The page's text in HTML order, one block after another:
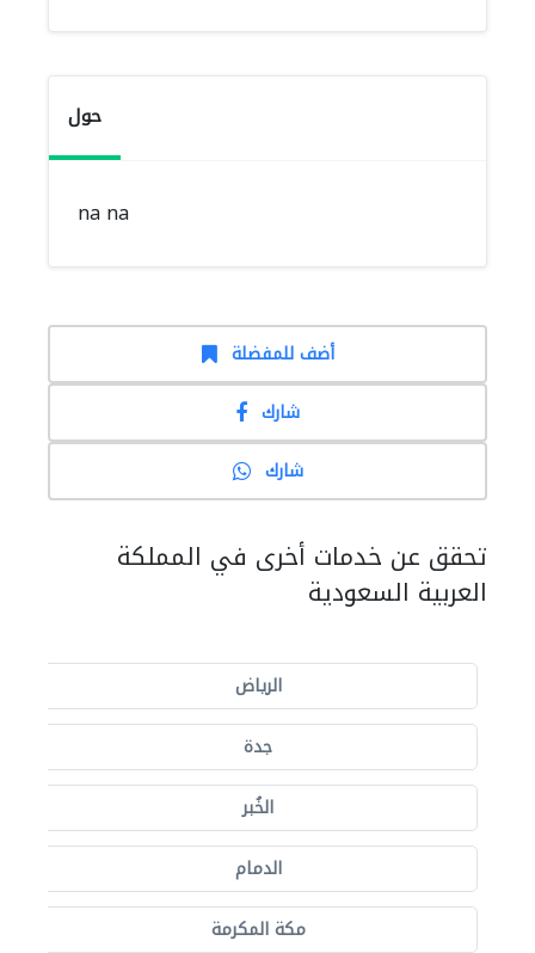
حول
na na
أضف للمفضلة
شارك
شارك
تحقق عن خدمات أخرى في المملكة
العربية السعودية
الرياض
جدة
الخُبر
الدمام
مكة المكرمة